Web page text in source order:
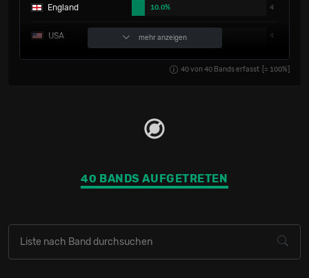
England 10.0% 4
USA 10.0% 4
mehr anzeigen
40von40 Bands erfasst [= 100%]
40 BANDS AUFGETRETEN